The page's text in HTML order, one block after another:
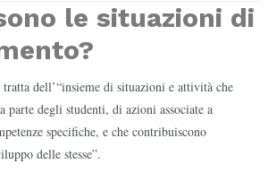
le situazioni di
dell’“insieme di situazioni e attività che
degli studenti, di azioni associate a
specifiche, e che contribuiscono
delle stesse”.